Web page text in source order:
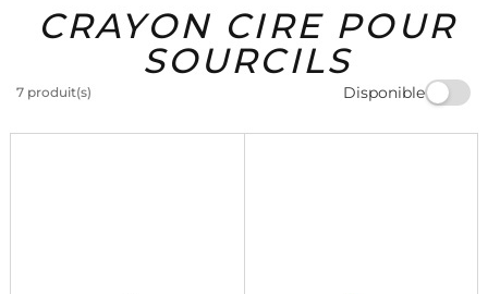
Solaire Homme Marques Idées
Cadeaux
Bons
Plans
CRAYON CIRE POUR
SOURCILS
7 produit(s) Disponible